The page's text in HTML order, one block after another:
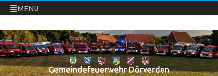
MENÜ
Freiwillige Feuerwehren Dörverden
Direkt
zum
Inhalt
springen